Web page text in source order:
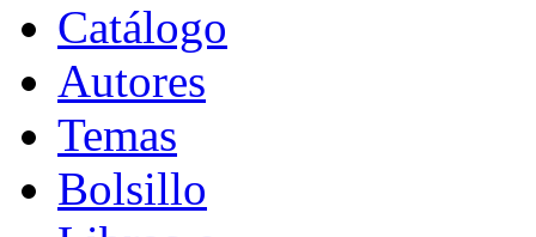
Catálogo
Autores
Temas
Bolsillo